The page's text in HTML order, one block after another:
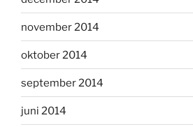
november 2014
oktober 2014
september 2014
juni 2014